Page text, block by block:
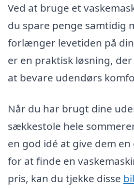
Ved at bruge et
du spare penge samtidig
forlænger levetiden på
er en praktisk løsning,
at bevare udendørs
Når du har brugt dine
sækkestole hele
en god idé at give dem
for at finde en
pris, kan du tjekke disse